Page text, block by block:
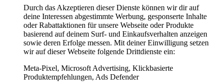
Durch das Akzeptieren dieser Dienste können wir dir auf
deine Interessen abgestimmte Werbung, gesponserte Inhalte
oder Rabattaktionen für unsere Webseite oder Produkte
basierend auf deinem Surf- und Einkaufsverhalten anzeigen
sowie deren Erfolge messen. Mit deiner Einwilligung setzen
wir auf dieser Webseite folgende Drittdienste ein:
Meta-Pixel, Microsoft Advertising, Klickbasierte
Produktempfehlungen, Ads Defender